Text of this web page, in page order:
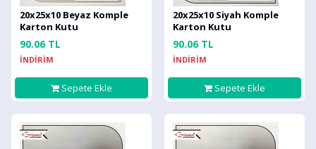
20x25x10 Beyaz Komple
Karton Kutu
90.06 TL
İNDİRİM
Sepete Ekle
20x25x10 Siyah Komple
Karton Kutu
90.06 TL
İNDİRİM
Sepete Ekle